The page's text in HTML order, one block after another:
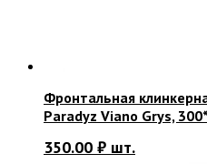
Фронтальная
Paradyz Viano Grys,
350.00 ₽ шт.